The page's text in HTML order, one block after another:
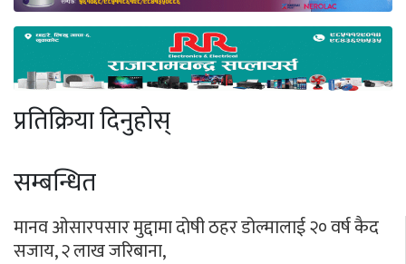
प्रतिक्रिया दिनुहोस्
सम्बन्धित
मानव ओसारपसार मुद्दामा दोषी ठहर डोल्मालाई २० वर्ष कैद
सजाय, २ लाख जरिबाना,